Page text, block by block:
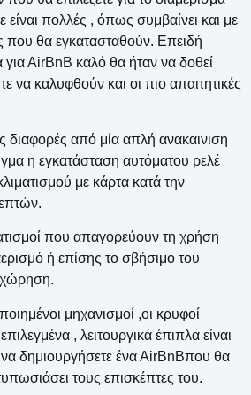
πολλές , όπως συμβαίνει και με
που θα εγκατασταθούν. Επειδή
για ΑirΒnΒ καλό θα ήταν να δοθεί
να καλυφθούν και οι πιο απαιτητικές
διαφορές από μία απλή ανακαινιση
η εγκατάσταση αυτόματου ρελέ
με κάρτα κατά την
που απαγορεύουν τη χρήση
ή επίσης το σβήσιμο του
μηχανισμοί ,οι κρυφοί
, λειτουργικά έπιπλα είναι
να δημιουργήσετε ένα ΑirΒnΒπου θα
τους επισκέπτες του.